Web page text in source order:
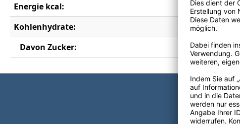
Energie kcal:
100 kcal
Kohlenhydrate:
9,2 g
Davon Zucker:
8,3 g